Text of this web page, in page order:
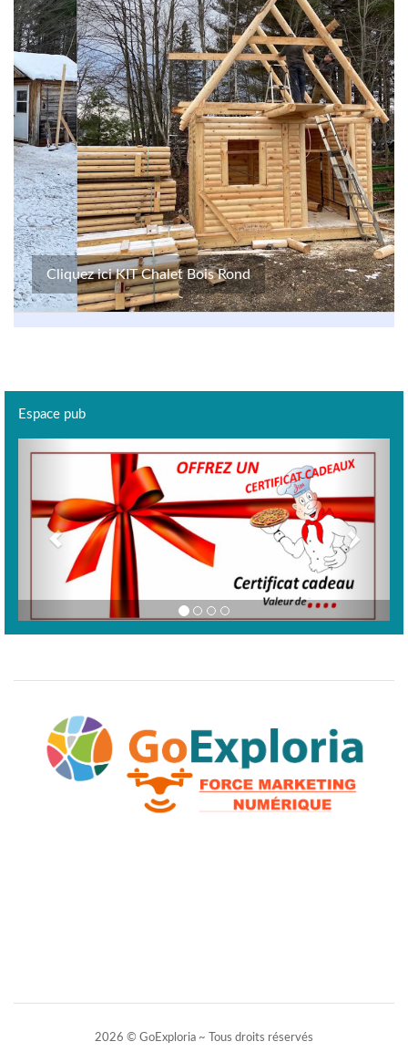
Cliquez ici KIT Chalet Bois Rond
Espace pub
2026 © GoExploria ~ Tous droits réservés